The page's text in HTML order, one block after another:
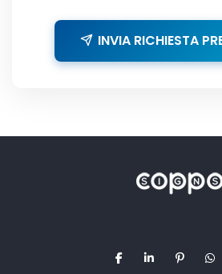
INVIA RICHIESTA